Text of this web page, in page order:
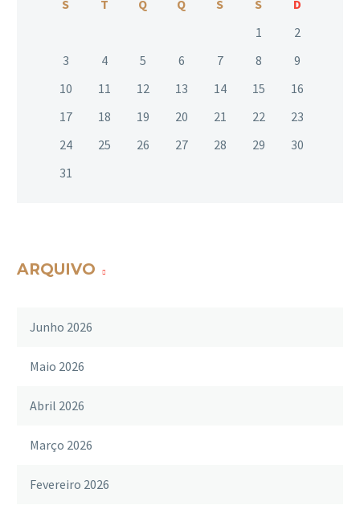
S T Q Q S S
D
1
2
3
4 5 6 7 8
9
10
11 12 13 14 15
16
17
18 19 20 21 22
23
24
25 26 27 28 29
30
31
ARQUIVO
Junho 2026
Maio 2026
Abril 2026
Março 2026
Fevereiro 2026